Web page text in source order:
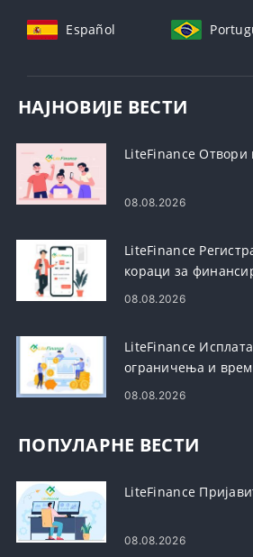
Español
НАЈНОВИЈЕ ВЕСТИ
LiteFinance Отвори
08.08.2026
LiteFinance
кораци за
08.08.2026
LiteFinance
ограничења и
08.08.2026
ПОПУЛАРНЕ ВЕСТИ
LiteFinance
08.08.2026